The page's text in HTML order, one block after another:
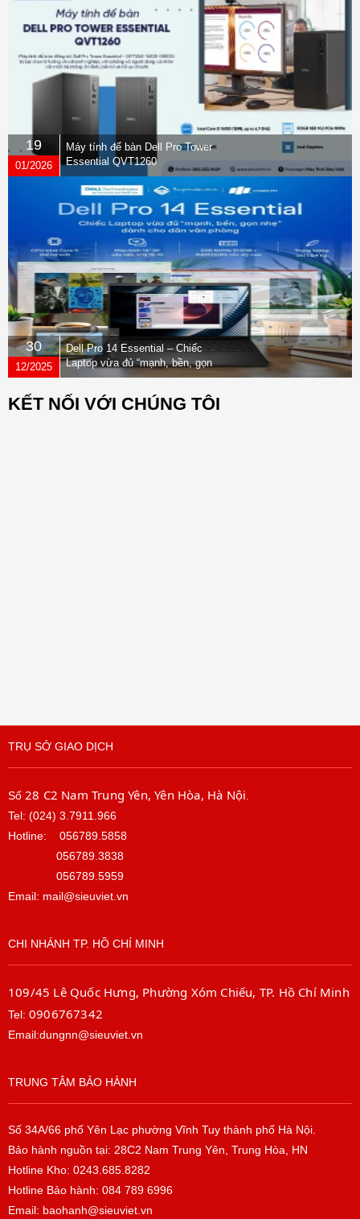
19
01/2026
Máy tính để bàn Dell Pro Tower
Essential QVT1260
30
12/2025
Dell Pro 14 Essential – Chiếc
Laptop vừa đủ “mạnh, bền, gọn
nhẹ” dành cho dân văn phòng
KẾT NỐI VỚI CHÚNG TÔI
TRỤ SỞ GIAO DỊCH
Số 28 C2 Nam Trung Yên, Yên Hòa, Hà Nội
Tel: (024) 3.7911.966
Hotline: 056789.5858
056789.3838
056789.5959
Email: mail@sieuviet.vn
CHI NHÁNH TP. HỒ CHÍ MINH
109/45 Lê Quốc Hưng, Phường Xóm Chiếu, TP. Hồ Chí Minh
Tel: 0906767342
Email:dungnn@sieuviet.vn
TRUNG TÂM BẢO HÀNH
Số 34A/66 phố Yên Lạc phường Vĩnh Tuy thành phố Hà Nội.
Bảo hành nguồn tại: 28C2 Nam Trung Yên, Trung Hòa, HN
Hotline Kho: 0243.685.8282
Hotline Bảo hành: 084 789 6996
Email: baohanh@sieuviet.vn